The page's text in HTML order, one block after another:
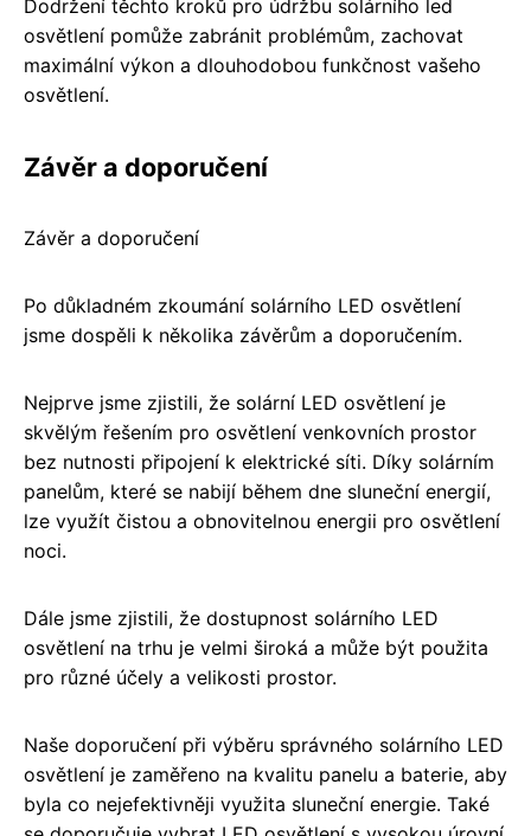
Dodržení těchto kroků pro údržbu solárního led
osvětlení pomůže zabránit problémům, zachovat
maximální výkon a dlouhodobou funkčnost vašeho
osvětlení.
Závěr a doporučení
Závěr a doporučení
Po důkladném zkoumání solárního LED osvětlení
jsme dospěli k několika závěrům a doporučením.
Nejprve jsme zjistili, že solární LED osvětlení je
skvělým řešením pro osvětlení venkovních prostor
bez nutnosti připojení k elektrické síti. Díky solárním
panelům, které se nabijí během dne sluneční energií,
lze využít čistou a obnovitelnou energii pro osvětlení
noci.
Dále jsme zjistili, že dostupnost solárního LED
osvětlení na trhu je velmi široká a může být použita
pro různé účely a velikosti prostor.
Naše doporučení při výběru správného solárního LED
osvětlení je zaměřeno na kvalitu panelu a baterie, aby
byla co nejefektivněji využita sluneční energie. Také